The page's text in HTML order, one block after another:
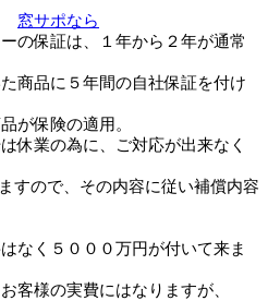
窓サポなら
の保証は、１年から２年が通常
商品に５年間の自社保証を付け
が保険の適用。
休業の為に、ご対応が出来なく
すので、その内容に従い補償内容
なく５０００万円が付いて来ま
客様の実費にはなりますが、